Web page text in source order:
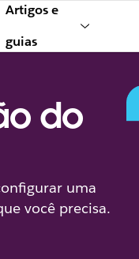
Artigos e
guias
do
uma
você precisa.